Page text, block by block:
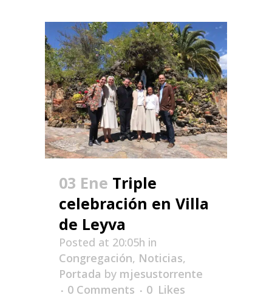
03 Ene Triple
celebración en Villa
de Leyva
Posted at 20:05h in
Congregación, Noticias,
Portada by mjesustorrente
0 Comments
0 Likes